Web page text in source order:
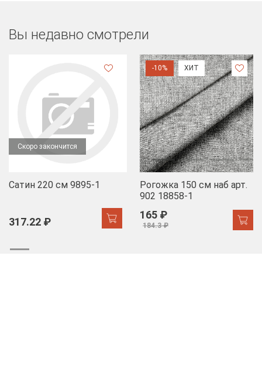
Вы недавно смотрели
Скоро закончится
Сатин 220 см 9895-1
317.22 ₽
-10% ХИТ
Рогожка 150 см наб арт.
902 18858-1
165 ₽
184.3 ₽